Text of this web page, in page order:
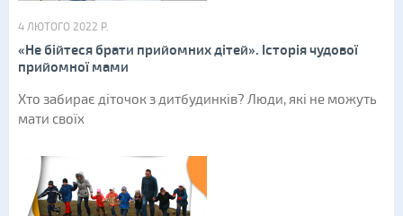
4 ЛЮТОГО 2022 Р.
«Не бійтеся брати прийомних дітей». Історія чудової
прийомної мами
Хто забирає діточок з дитбудинків? Люди, які не можуть
мати своїх